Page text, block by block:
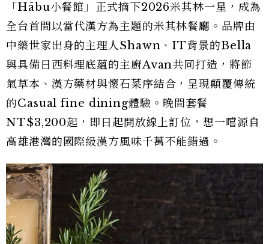
「Hābu小餐館」正式摘下2026米其林一星，成為
全台首間以當代漢方為主題的米其林餐廳。品牌由
中藥世家出身的主理人Shawn、IT背景的Bella
與具備日西料理底蘊的主廚Avan共同打造，將節
氣草本、漢方藥材與懷石菜序結合，呈現顛覆傳統
的Casual fine dining體驗。晚間套餐
NT$3,200起，即日起開放線上訂位，想一嚐源自
高雄港灣的國際級漢方風味千萬不能錯過。